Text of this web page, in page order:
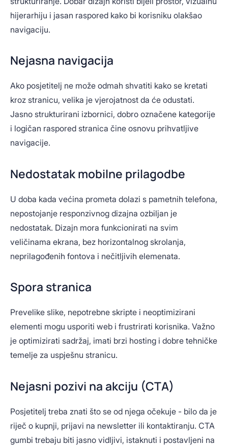
hijerarhiju i jasan raspored kako bi korisniku olakšao
navigaciju.
Nejasna navigacija
Ako posjetitelj ne može odmah shvatiti kako se kretati
kroz stranicu, velika je vjerojatnost da će odustati.
Jasno strukturirani izbornici, dobro označene kategorije
i logičan raspored stranica čine osnovu prihvatljive
navigacije.
Nedostatak mobilne prilagodbe
U doba kada većina prometa dolazi s pametnih telefona,
nepostojanje responzivnog dizajna ozbiljan je
nedostatak. Dizajn mora funkcionirati na svim
veličinama ekrana, bez horizontalnog skrolanja,
neprilagođenih fontova i nečitljivih elemenata.
Spora stranica
Prevelike slike, nepotrebne skripte i neoptimizirani
elementi mogu usporiti web i frustrirati korisnika. Važno
je optimizirati sadržaj, imati brzi hosting i dobre tehničke
temelje za uspješnu stranicu.
Nejasni pozivi na akciju (CTA)
Posjetitelj treba znati što se od njega očekuje - bilo da je
riječ o kupnji, prijavi na newsletter ili kontaktiranju. CTA
gumbi trebaju biti jasno vidljivi, istaknuti i postavljeni na